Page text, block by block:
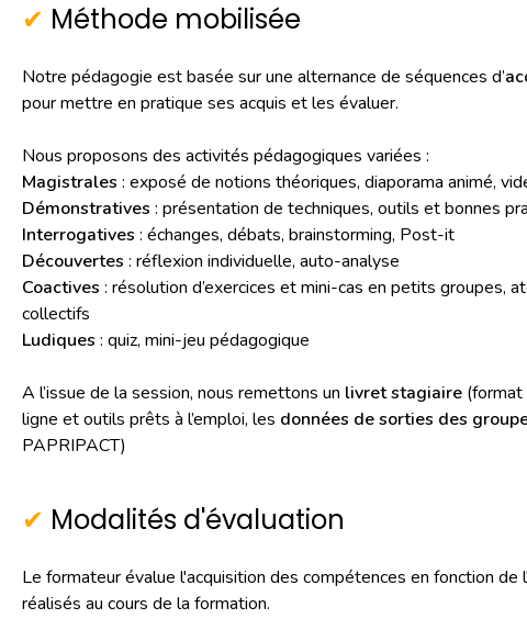
Méthode mobilisée
Notre pédagogie est basée sur une alternance de séquences d’
pour mettre en pratique ses acquis et les évaluer.
Nous proposons des activités pédagogiques variées :
Magistrales : exposé de notions théoriques, diaporama animé,
Démonstratives : présentation de techniques, outils et bonnes
Interrogatives : échanges, débats, brainstorming, Post-it
Découvertes : réflexion individuelle, auto-analyse
Coactives : résolution d’exercices et mini-cas en petits groupes,
collectifs
Ludiques : quiz, mini-jeu pédagogique
A l’issue de la session, nous remettons un livret stagiaire (format
ligne et outils prêts à l’emploi, les données de sorties des
PAPRIPACT)
Modalités d'évaluation
Le formateur évalue l'acquisition des compétences en fonction
réalisés au cours de la formation.